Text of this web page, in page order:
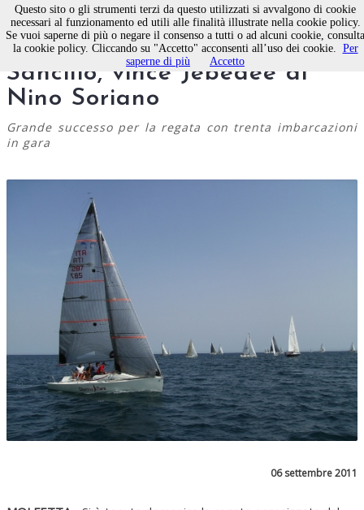
Molfetta, sesto Trofeo
Sancilio, vince Jebedee di
Nino Soriano
Grande successo per la regata con trenta imbarcazioni
in gara
06 settembre 2011
Questo sito o gli strumenti terzi da questo utilizzati si avvalgono di cookie
necessari al funzionamento ed utili alle finalità illustrate nella cookie policy.
Se vuoi saperne di più o negare il consenso a tutti o ad alcuni cookie, consulta
la cookie policy. Cliccando su "Accetto" acconsenti all’uso dei cookie. Per
saperne di più
Accetto